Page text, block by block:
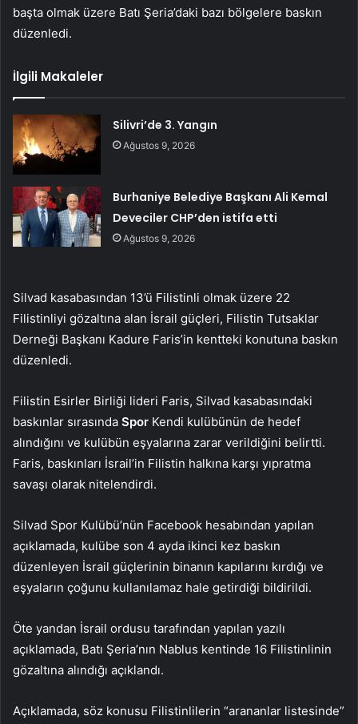
başta olmak üzere Batı Şeria’daki bazı bölgelere baskın
düzenledi.
İlgili Makaleler
Silivri’de 3. Yangın
Ağustos 9, 2026
Burhaniye Belediye Başkanı Ali Kemal
Deveciler CHP’den istifa etti
Ağustos 9, 2026
Silvad kasabasından 13’ü Filistinli olmak üzere 22
Filistinliyi gözaltına alan İsrail güçleri, Filistin Tutsaklar
Derneği Başkanı Kadure Faris’in kentteki konutuna baskın
düzenledi.
Filistin Esirler Birliği lideri Faris, Silvad kasabasındaki
baskınlar sırasında Spor Kendi kulübünün de hedef
alındığını ve kulübün eşyalarına zarar verildiğini belirtti.
Faris, baskınları İsrail’in Filistin halkına karşı yıpratma
savaşı olarak nitelendirdi.
Silvad Spor Kulübü’nün Facebook hesabından yapılan
açıklamada, kulübe son 4 ayda ikinci kez baskın
düzenleyen İsrail güçlerinin binanın kapılarını kırdığı ve
eşyaların çoğunu kullanılamaz hale getirdiği bildirildi.
Öte yandan İsrail ordusu tarafından yapılan yazılı
açıklamada, Batı Şeria’nın Nablus kentinde 16 Filistinlinin
gözaltına alındığı açıklandı.
Açıklamada, söz konusu Filistinlilerin “arananlar listesinde”